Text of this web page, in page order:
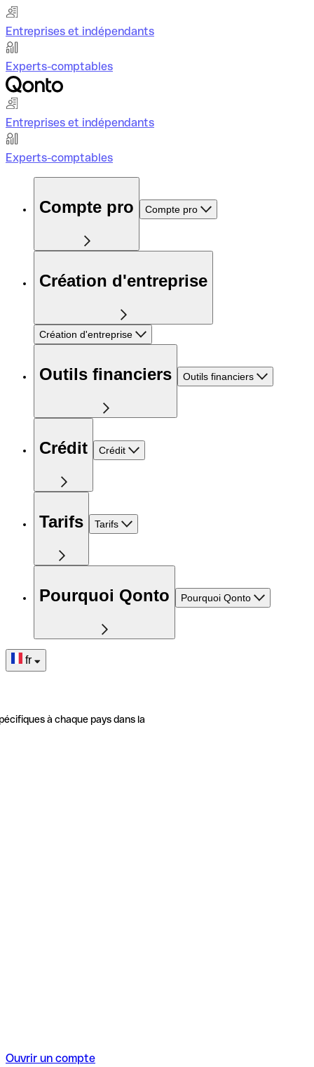
Entreprises et indépendants
Experts-comptables
Entreprises et indépendants
Experts-comptables
Compte pro Compte pro
Création d'entreprise
Création d'entreprise
Outils financiers Outils financiers
Crédit Crédit
Tarifs Tarifs
Pourquoi Qonto Pourquoi Qonto
fr
à chaque pays dans la
Ouvrir un compte